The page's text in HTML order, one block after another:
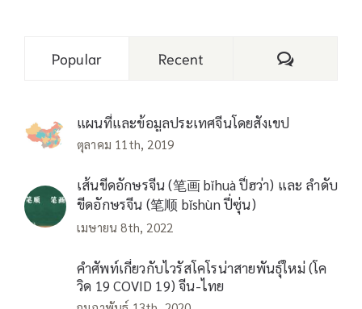
Popular Recent Comments
แผนที่และข้อมูลประเทศจีนโดยสังเขป
ตุลาคม 11th, 2019
เส้นขีดอักษรจีน (笔画 bǐhuà ปี่ฮว่า) และ ลำดับ
ขีดอักษรจีน (笔顺 bǐshùn ปี่ซุ่น)
เมษายน 8th, 2022
คำศัพท์เกี่ยวกับไวรัสโคโรน่าสายพันธุ์ใหม่ (โค
วิด 19 COVID 19) จีน-ไทย